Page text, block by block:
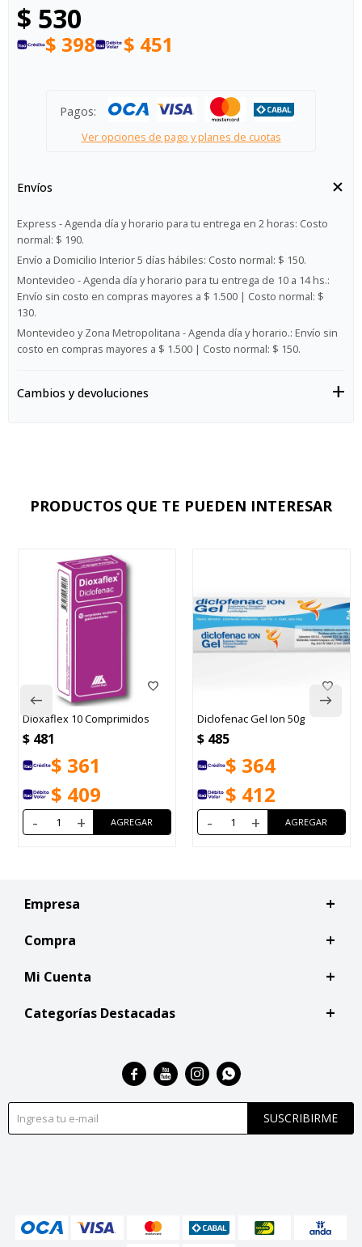
$ 530
$ 398 $ 451
Pagos:
Ver opciones de pago y planes de cuotas
Envíos
Express - Agenda día y horario para tu entrega en 2 horas: Costo
normal: $ 190.
Envío a Domicilio Interior 5 días hábiles: Costo normal: $ 150.
Montevideo - Agenda día y horario para tu entrega de 10 a 14 hs.:
Envío sin costo en compras mayores a $ 1.500 | Costo normal: $
130.
Montevideo y Zona Metropolitana - Agenda día y horario.: Envío sin
costo en compras mayores a $ 1.500 | Costo normal: $ 150.
Cambios y devoluciones
PRODUCTOS QUE TE PUEDEN INTERESAR
Dioxaflex 10 Comprimidos
$ 481
$ 361
$ 409
- +
Diclofenac Gel Ion 50g
$ 485
$ 364
$ 412
- +
Empresa
Compra
Mi Cuenta
Categorías Destacadas
SUSCRIBIRME
   